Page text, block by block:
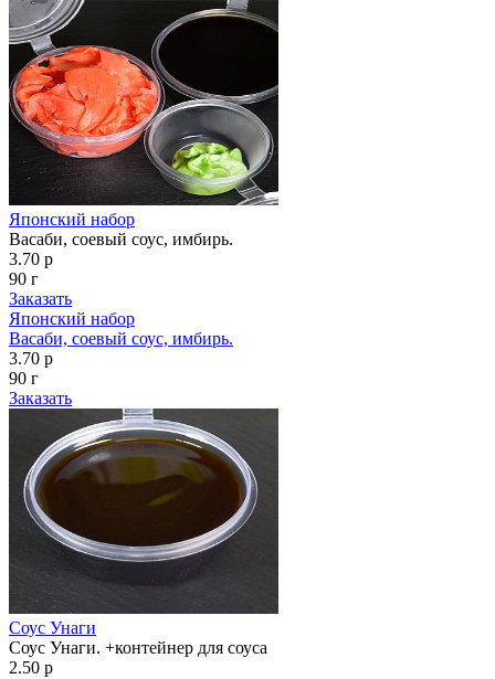
Японский набор
Васаби, соевый соус, имбирь.
3.70 р
90 г
Заказать
Японский набор
Васаби, соевый соус, имбирь.
3.70 р
90 г
Заказать
Соус Унаги
Соус Унаги. +контейнер для соуса
2.50 р